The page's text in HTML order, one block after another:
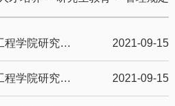
中国海洋大学材料科学与工程学院研究生学习奖学金评定实施细则 2021-09-15
中国海洋大学材料科学与工程学院研究生国家奖学金评定实施细则 2021-09-15